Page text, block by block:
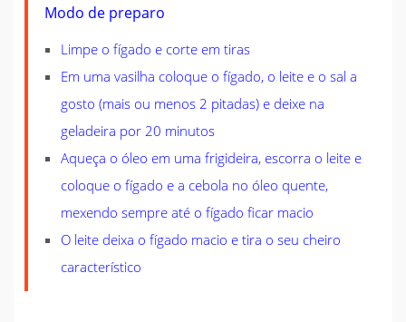
Modo de preparo
Limpe o fígado e corte em tiras
Em uma vasilha coloque o fígado, o leite e o sal a
gosto (mais ou menos 2 pitadas) e deixe na
geladeira por 20 minutos
Aqueça o óleo em uma frigideira, escorra o leite e
coloque o fígado e a cebola no óleo quente,
mexendo sempre até o fígado ficar macio
O leite deixa o fígado macio e tira o seu cheiro
característico